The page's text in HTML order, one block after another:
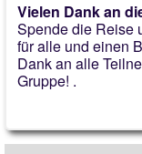
Vielen Dank an
Spende die Reise
für alle und einen
Dank an alle
Gruppe! .